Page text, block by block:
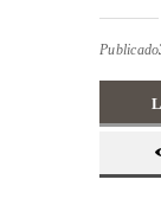
Publicado